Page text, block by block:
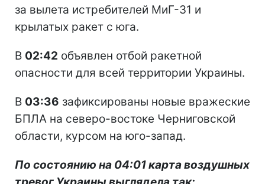
за вылета истребителей МиГ-31 и
крылатых ракет с юга.
В 02:42 объявлен отбой ракетной
опасности для всей территории Украины.
В 03:36 зафиксированы новые вражеские
БПЛА на северо-востоке Черниговской
области, курсом на юго-запад.
По состоянию на 04:01 карта воздушных